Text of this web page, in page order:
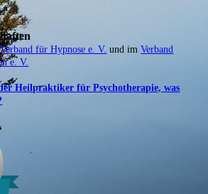
für Hypnose e. V. und imVerband
e. V.
Heilpraktiker für Psychotherapie, was